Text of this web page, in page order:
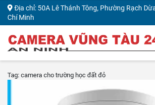
Địa chỉ: 50A Lê Thánh Tông, Phường Rạch
Chí Minh
Tag: camera cho trường học đất đỏ